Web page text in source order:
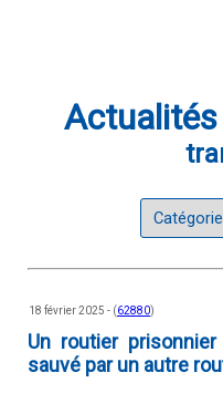
Actualités
18 février 2025 - (62880)
Un routier
sauvé par un autre